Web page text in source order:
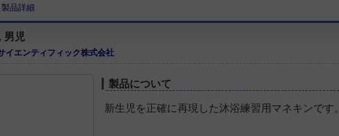
製品詳細
男児
イエンティフィック株式会社
製品について
新生児を正確に再現した沐浴練習用マネキンです。